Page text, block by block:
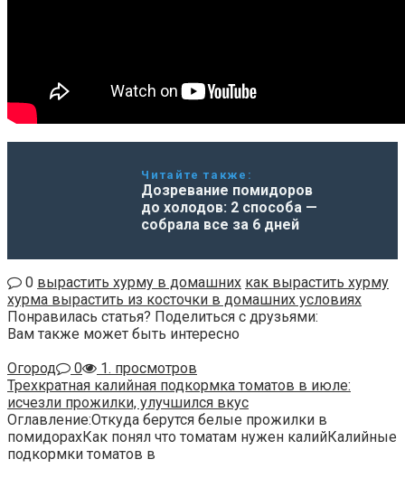
Читайте также:
Дозревание помидоров
до холодов: 2 способа —
собрала все за 6 дней
0 вырастить хурму в домашних как вырастить хурму
хурма вырастить из косточки в домашних условиях
Понравилась статья? Поделиться с друзьями:
Вам также может быть интересно
Огород
0
1. просмотров
Трехкратная калийная подкормка томатов в июле:
исчезли прожилки, улучшился вкус
Оглавление:Откуда берутся белые прожилки в
помидорахКак понял что томатам нужен калийКалийные
подкормки томатов в